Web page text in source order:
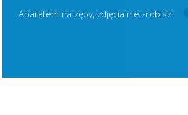
Aparatem na zęby, zdjęcia nie zrobisz.